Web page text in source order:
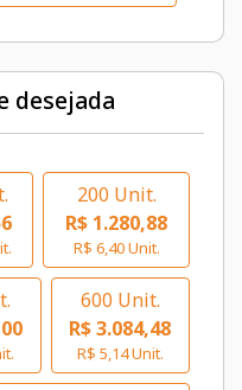
desejada
200 Unit.
R$ 1.280,88
R$ 6,40 Unit.
600 Unit.
R$ 3.084,48
R$ 5,14 Unit.